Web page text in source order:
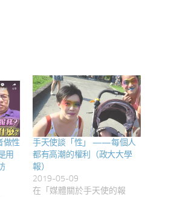
做性
用
手天使談「性」 ——每個人
都有高潮的權利（政大大學
報）
2019-05-09
在「媒體關於手天使的報